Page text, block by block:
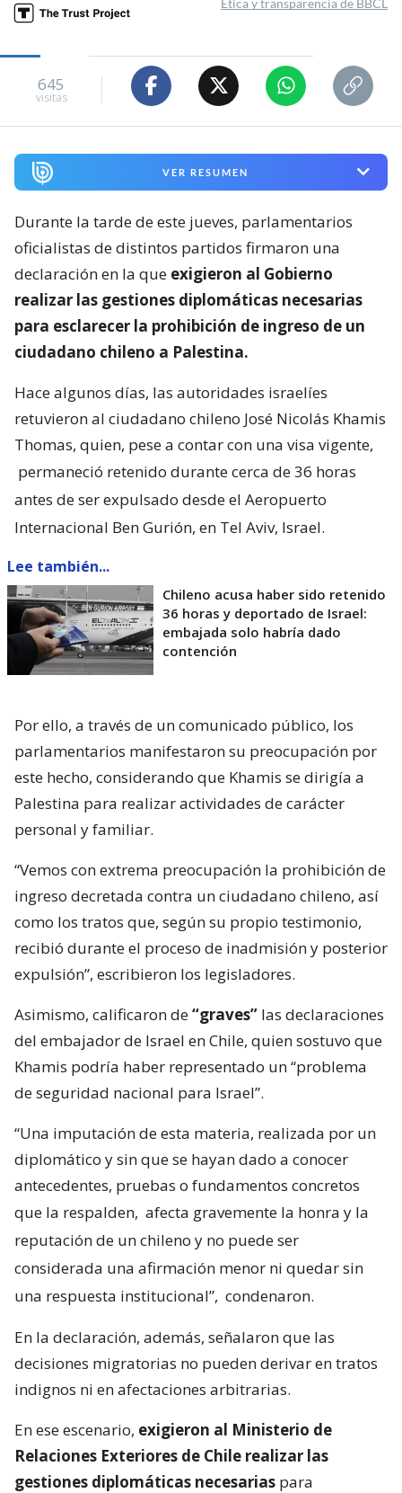
Ética y transparencia de BBCL
645
visitas
VER RESUMEN
Durante la tarde de este jueves, parlamentarios
oficialistas de distintos partidos firmaron una
declaración en la que exigieron al Gobierno
realizar las gestiones diplomáticas necesarias
para esclarecer la prohibición de ingreso de un
ciudadano chileno a Palestina.
Hace algunos días, las autoridades israelíes
retuvieron al ciudadano chileno José Nicolás Khamis
Thomas, quien, pese a contar con una visa vigente,
permaneció retenido durante cerca de 36 horas
antes de ser expulsado desde el Aeropuerto
Internacional Ben Gurión, en Tel Aviv, Israel.
Lee también...
Chileno acusa haber sido retenido
36 horas y deportado de Israel:
embajada solo habría dado
contención
Por ello, a través de un comunicado público, los
parlamentarios manifestaron su preocupación por
este hecho, considerando que Khamis se dirigía a
Palestina para realizar actividades de carácter
personal y familiar.
“Vemos con extrema preocupación la prohibición de
ingreso decretada contra un ciudadano chileno, así
como los tratos que, según su propio testimonio,
recibió durante el proceso de inadmisión y posterior
expulsión”, escribieron los legisladores.
Asimismo, calificaron de“graves” las declaraciones
del embajador de Israel en Chile, quien sostuvo que
Khamis podría haber representado un “problema
de seguridad nacional para Israel”.
“Una imputación de esta materia, realizada por un
diplomático y sin que se hayan dado a conocer
antecedentes, pruebas o fundamentos concretos
que la respalden, afecta gravemente la honra y la
reputación de un chileno y no puede ser
considerada una afirmación menor ni quedar sin
una respuesta institucional”, condenaron.
En la declaración, además, señalaron que las
decisiones migratorias no pueden derivar en tratos
indignos ni en afectaciones arbitrarias.
En ese escenario, exigieron al Ministerio de
Relaciones Exteriores de Chile realizar las
gestiones diplomáticas necesarias para